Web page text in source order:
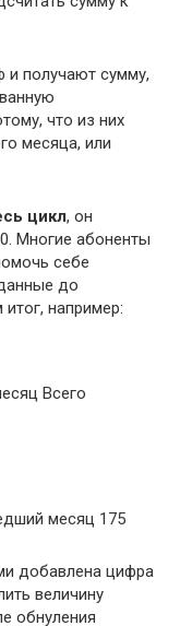
и получают сумму,
что из них
месяца, или
цикл, он
Многие абоненты
себе
до
например:
Всего
месяц 175
добавлена цифра
величину
обнуления